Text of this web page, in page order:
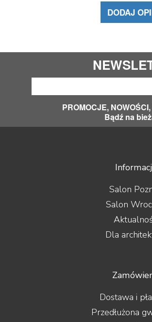
DODAJ
PROMOCJE,
Bądź na
Salon
Salon
Dla
Dostawa i
Przedłużona